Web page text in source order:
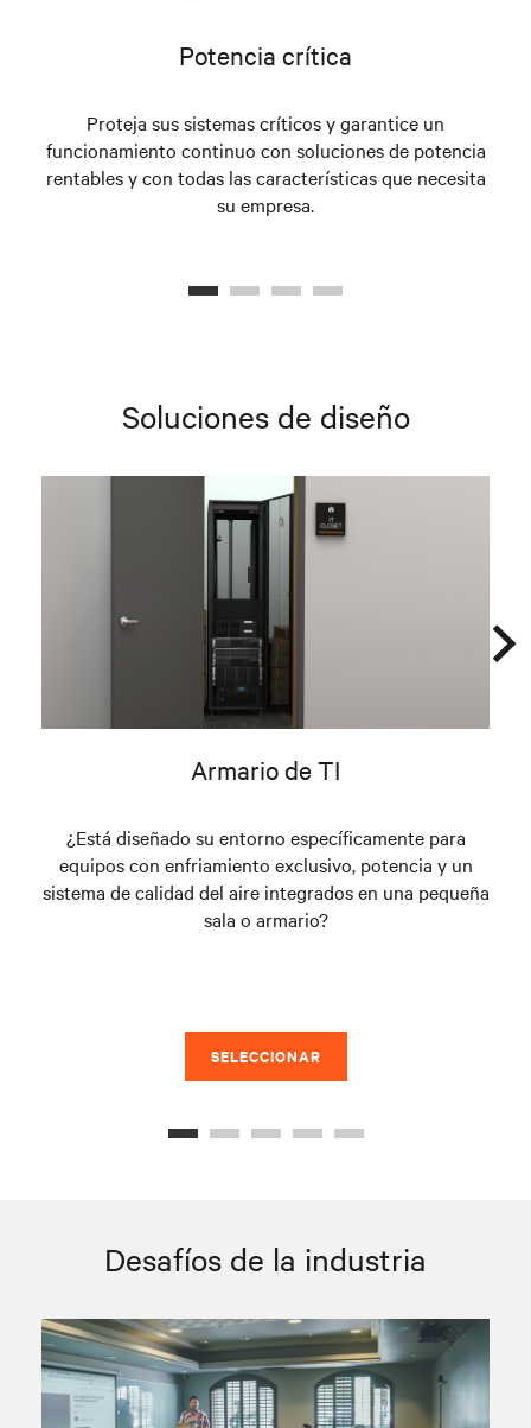
Potencia crítica
Proteja sus sistemas críticos y garantice un
funcionamiento continuo con soluciones de potencia
rentables y con todas las características que necesita
su empresa.
Soluciones de diseño
Armario de TI
¿Está diseñado su entorno específicamente para
equipos con enfriamiento exclusivo, potencia y un
sistema de calidad del aire integrados en una pequeña
sala o armario?
SELECCIONAR
Desafíos de la industria